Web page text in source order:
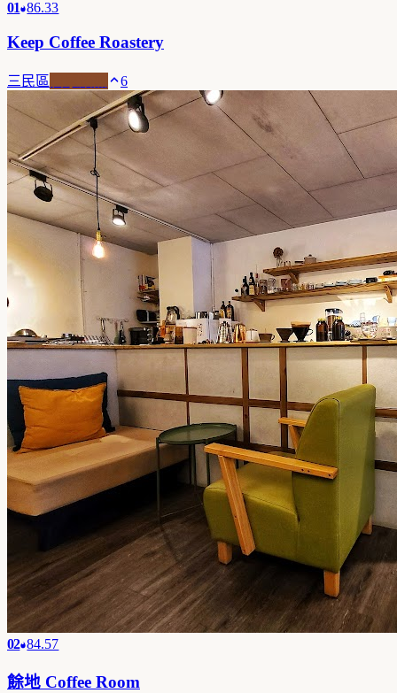
01 86.33
Keep Coffee Roastery
三民區 6
02 84.57
餘地 Coffee Room